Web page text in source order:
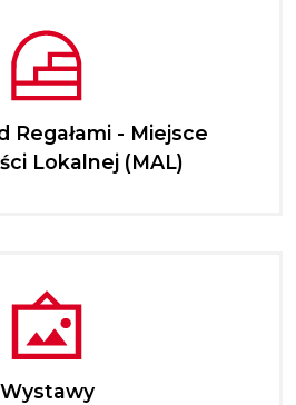
Regałami - Miejsce
Lokalnej (MAL)
Wystawy